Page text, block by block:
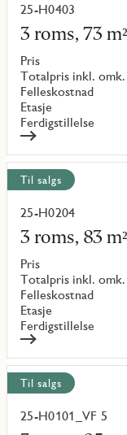
25-H0403
3 roms, 73 m²
Pris
Totalpris inkl. omk.
Felleskostnad
Etasje
Ferdigstillelse
Les
mer
om
objekt
{objectNumber}
Til salgs
25-H0204
3 roms, 83 m²
Pris
Totalpris inkl. omk.
Felleskostnad
Etasje
Ferdigstillelse
Les
mer
om
objekt
{objectNumber}
Til salgs
25-H0101_VF 5
Les